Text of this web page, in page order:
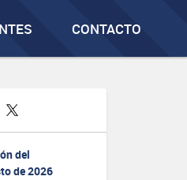
CONTACTO
del
de 2026